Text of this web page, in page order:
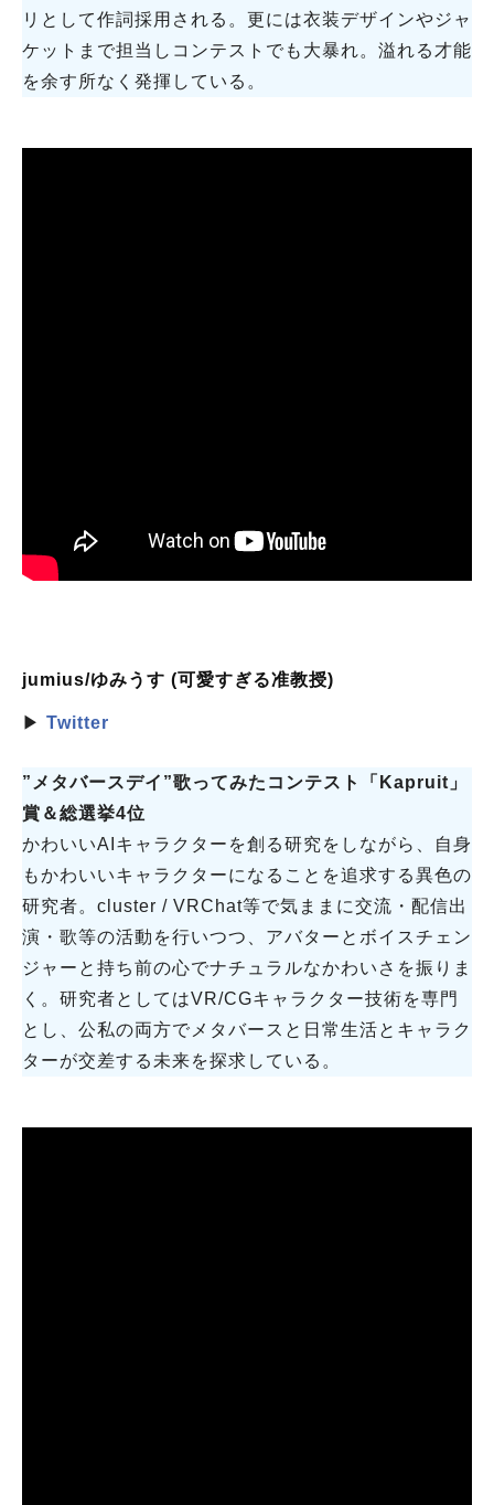
リとして作詞採用される。更には衣装デザインやジャ
ケットまで担当しコンテストでも大暴れ。溢れる才能
を余す所なく発揮している。
jumius/ゆみうす (可愛すぎる准教授)
▶ Twitter
”メタバースデイ”歌ってみたコンテスト「Kapruit」
賞＆総選挙4位
かわいいAIキャラクターを創る研究をしながら、自身
もかわいいキャラクターになることを追求する異色の
研究者。cluster / VRChat等で気ままに交流・配信出
演・歌等の活動を行いつつ、アバターとボイスチェン
ジャーと持ち前の心でナチュラルなかわいさを振りま
く。研究者としてはVR/CGキャラクター技術を専門
とし、公私の両方でメタバースと日常生活とキャラク
ターが交差する未来を探求している。